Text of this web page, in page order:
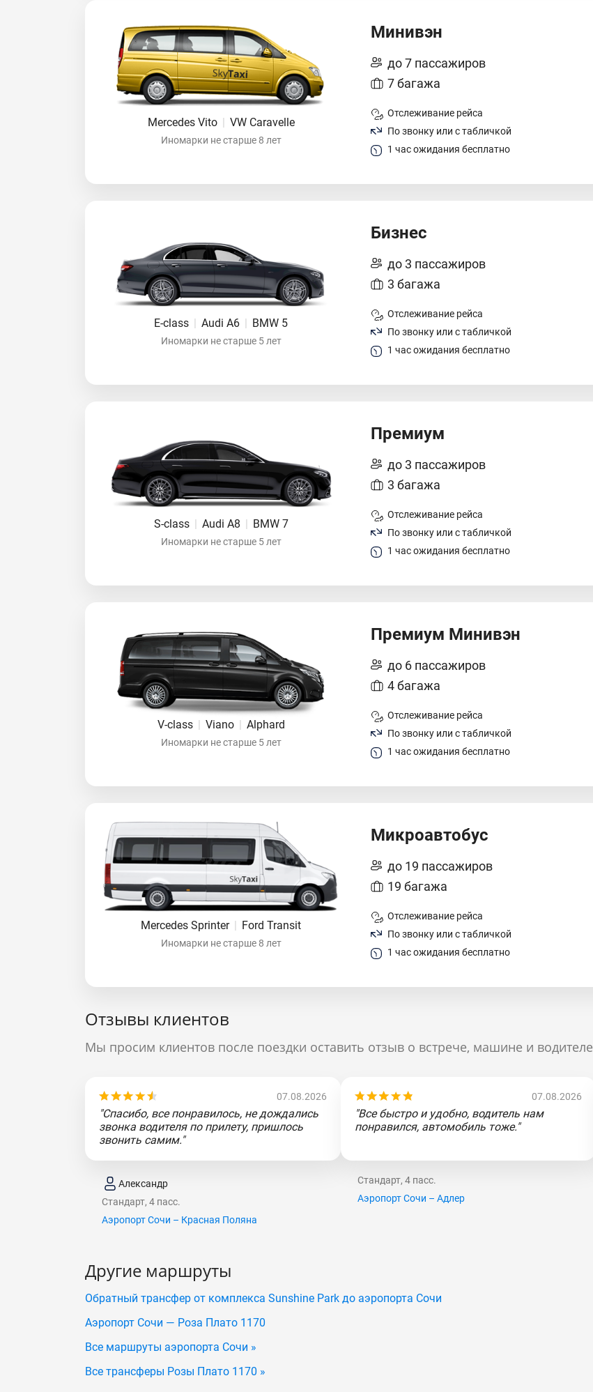
Mercedes Vito | VW Caravelle
Иномарки не старше 8 лет
Минивэн
до 7 пассажиров
7 багажа
Отслеживание рейса
По звонку или с табличкой
1 час ожидания бесплатно
E-class | Audi A6 | BMW 5
Иномарки не старше 5 лет
Бизнес
до 3 пассажиров
3 багажа
Отслеживание рейса
По звонку или с табличкой
1 час ожидания бесплатно
S-class | Audi A8 | BMW 7
Иномарки не старше 5 лет
Премиум
до 3 пассажиров
3 багажа
Отслеживание рейса
По звонку или с табличкой
1 час ожидания бесплатно
V-class | Viano | Alphard
Иномарки не старше 5 лет
Премиум Минивэн
до 6 пассажиров
4 багажа
Отслеживание рейса
По звонку или с табличкой
1 час ожидания бесплатно
Mercedes Sprinter | Ford Transit
Иномарки не старше 8 лет
Микроавтобус
до 19 пассажиров
19 багажа
Отслеживание рейса
По звонку или с табличкой
1 час ожидания бесплатно
Отзывы клиентов
Мы просим клиентов после поездки оставить отзыв о встрече, машине и водителе
07.08.2026
"Спасибо, все понравилось, не дождались
звонка водителя по прилету, пришлось
звонить самим."
Александр
Стандарт, 4 пасс.
Аэропорт Сочи – Красная Поляна
07.08.2026
"Все быстро и удобно, водитель нам
понравился, автомобиль тоже."
Стандарт, 4 пасс.
Аэропорт Сочи – Адлер
Другие маршруты
Обратный трансфер от комплекса Sunshine Park до аэропорта Сочи
Аэропорт Сочи — Роза Плато 1170
Все маршруты аэропорта Сочи »
Все трансферы Розы Плато 1170 »